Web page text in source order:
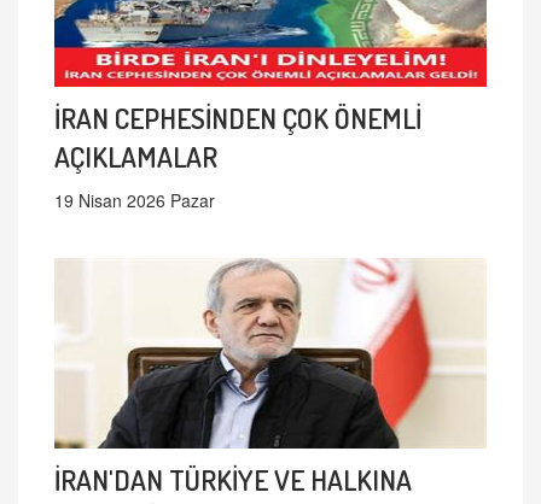
İRAN CEPHESİNDEN ÇOK ÖNEMLİ
AÇIKLAMALAR
19 Nisan 2026 Pazar
İRAN'DAN TÜRKİYE VE HALKINA